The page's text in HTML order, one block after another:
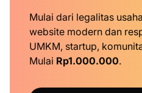
Mulai dari legalitas
website modern dan
UMKM, startup,
Mulai Rp1.000.000.